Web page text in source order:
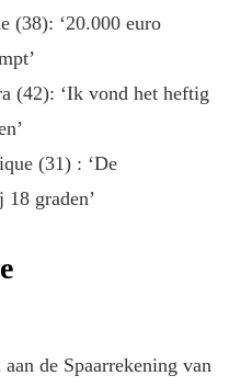
(38): ‘20.000 euro
(42): ‘Ik vond het heftig
(31) : ‘De
graden’
de Spaarrekening van